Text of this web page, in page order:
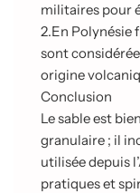
militaires pour
2.En Polynésie
sont
origine
Conclusion
Le sable est
granulaire ; il
utilisée depuis
pratiques et